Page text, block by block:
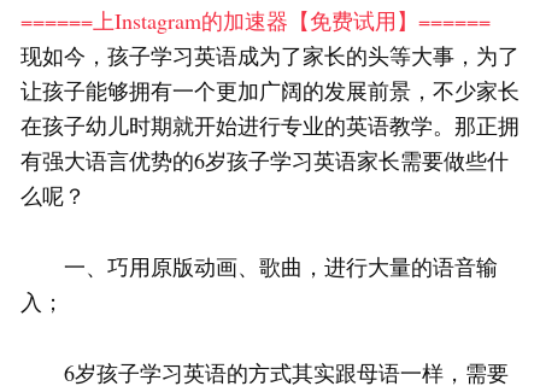
======上Instagram的加速器【免费试用】======
现如今，孩子学习英语成为了家长的头等大事，为了
让孩子能够拥有一个更加广阔的发展前景，不少家长
在孩子幼儿时期就开始进行专业的英语教学。那正拥
有强大语言优势的6岁孩子学习英语家长需要做些什
么呢？
一、巧用原版动画、歌曲，进行大量的语音输
入；
6岁孩子学习英语的方式其实跟母语一样，需要